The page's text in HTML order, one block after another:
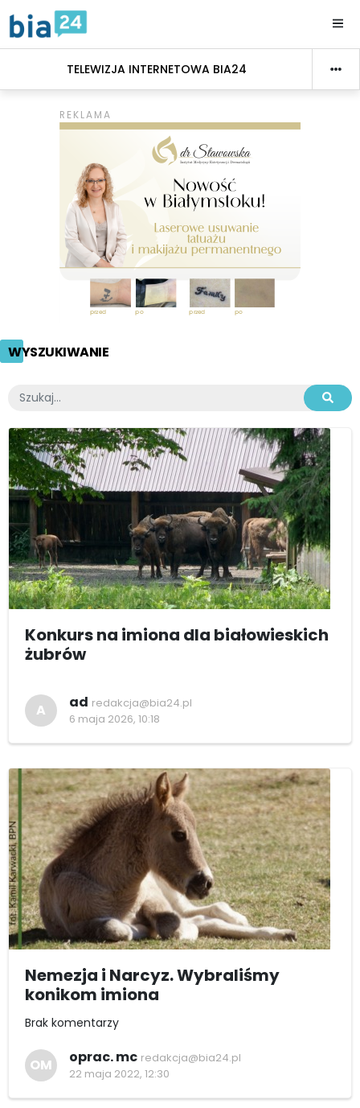
TELEWIZJA INTERNETOWA BIA24
WYSZUKIWANIE
Konkurs na imiona dla białowieskich
żubrów
A ad redakcja@bia24.pl
6 maja 2026, 10:18
Nemezja i Narcyz. Wybraliśmy
konikom imiona
Brak komentarzy
OM oprac. mc redakcja@bia24.pl
22 maja 2022, 12:30